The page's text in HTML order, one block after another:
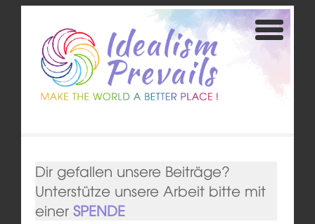
Dir gefallen unsere Beiträge?
Unterstütze unsere Arbeit bitte mit
einer SPENDE